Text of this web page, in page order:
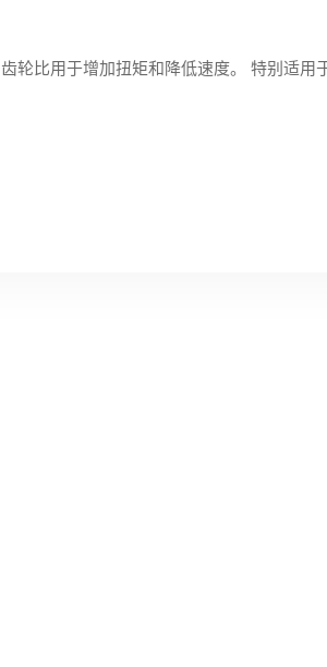
轮比用于增加扭矩和降低速度。 特别适用